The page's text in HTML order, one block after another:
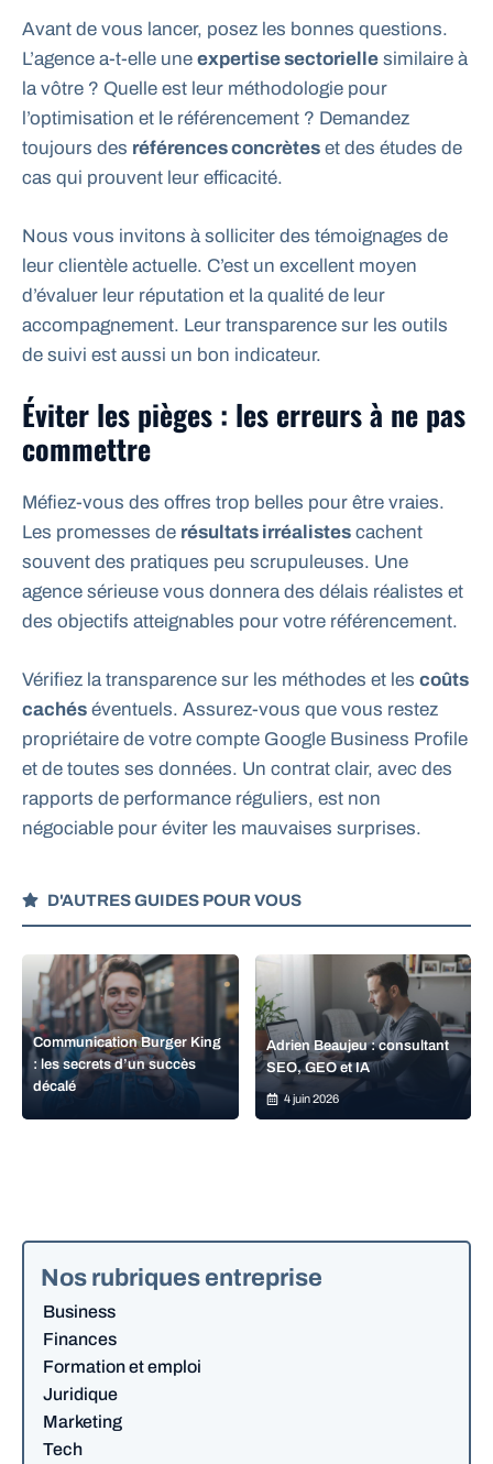
Avant de vous lancer, posez les bonnes questions.
L’agence a-t-elle une expertise sectorielle similaire à
la vôtre ? Quelle est leur méthodologie pour
l’optimisation et le référencement ? Demandez
toujours des références concrètes et des études de
cas qui prouvent leur efficacité.
Nous vous invitons à solliciter des témoignages de
leur clientèle actuelle. C’est un excellent moyen
d’évaluer leur réputation et la qualité de leur
accompagnement. Leur transparence sur les outils
de suivi est aussi un bon indicateur.
Éviter les pièges : les erreurs à ne pas
commettre
Méfiez-vous des offres trop belles pour être vraies.
Les promesses de résultats irréalistes cachent
souvent des pratiques peu scrupuleuses. Une
agence sérieuse vous donnera des délais réalistes et
des objectifs atteignables pour votre référencement.
Vérifiez la transparence sur les méthodes et les coûts
cachés éventuels. Assurez-vous que vous restez
propriétaire de votre compte Google Business Profile
et de toutes ses données. Un contrat clair, avec des
rapports de performance réguliers, est non
négociable pour éviter les mauvaises surprises.
D'AUTRES GUIDES POUR VOUS
Communication Burger King
: les secrets d’un succès
décalé
Adrien Beaujeu : consultant
SEO, GEO et IA
4 juin 2026
Nos rubriques entreprise
Business
Finances
Formation et emploi
Juridique
Marketing
Tech